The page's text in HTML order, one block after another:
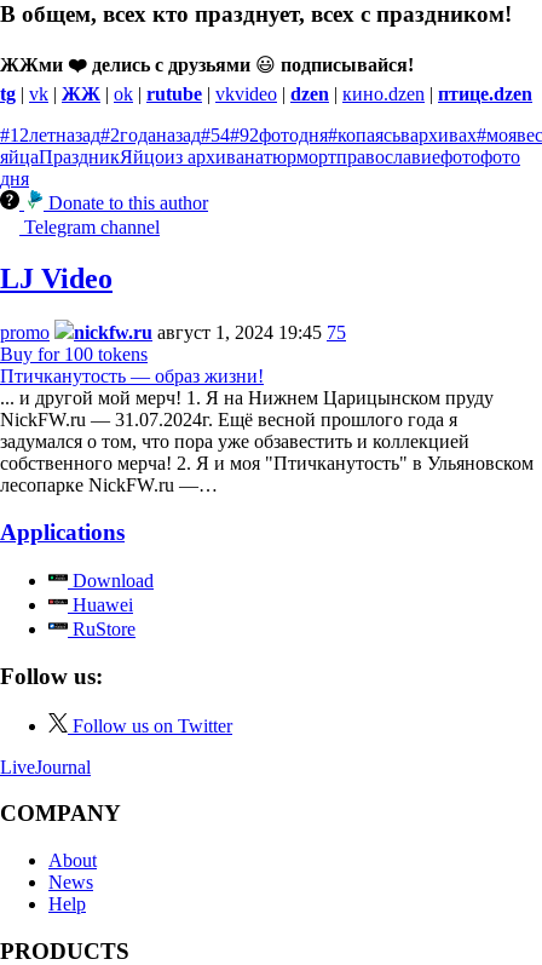
В общем, всех кто празднует, всех с праздником!
ЖЖми ❤️ делись с друзьями 😃 подписывайся!
tg | vk | ЖЖ | ok | rutube | vkvideo | dzen | кино.dzen | птице.dzen
#12летназад#2годаназад#54#92фотодня#копаясьвархивах
яйцаПраздникЯйцоиз архиванатюрмортправославиефотофото
дня
Donate to this author
Telegram channel
LJ Video
promo nickfw.ru август 1, 2024 19:45 75
Buy for 100 tokens
Птичканутость — образ жизни!
... и другой мой мерч! 1. Я на Нижнем Царицынском пруду
NickFW.ru — 31.07.2024г. Ещё весной прошлого года я
задумался о том, что пора уже обзавестить и коллекцией
собственного мерча! 2. Я и моя "Птичканутость" в Ульяновском
лесопарке NickFW.ru —…
Applications
Download
Huawei
RuStore
Follow us:
Follow us on Twitter
LiveJournal
COMPANY
About
News
Help
PRODUCTS